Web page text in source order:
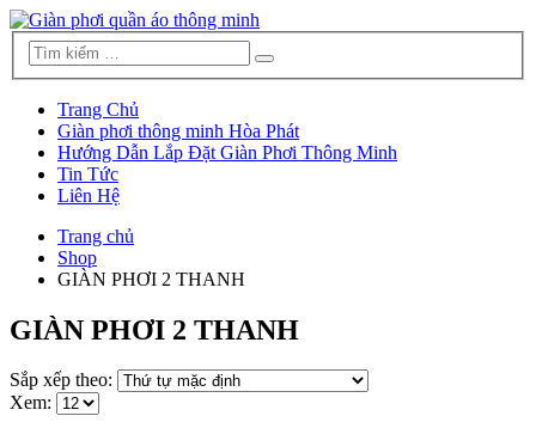
Trang Chủ
Giàn phơi thông minh Hòa Phát
Hướng Dẫn Lắp Đặt Giàn Phơi Thông Minh
Tin Tức
Liên Hệ
Trang chủ
Shop
GIÀN PHƠI 2 THANH
GIÀN PHƠI 2 THANH
Sắp xếp theo:
Xem: